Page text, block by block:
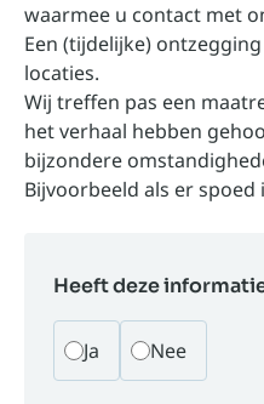
waarmee u contact met
Een (tijdelijke)
locaties.
Wij treffen pas een
het verhaal hebben
bijzondere
Bijvoorbeeld als er spoed
Heeft deze
Ja Nee